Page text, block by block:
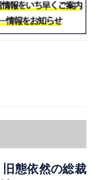
態依然の総裁